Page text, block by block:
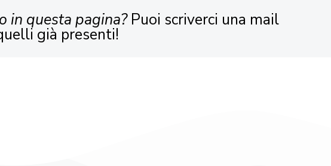
in questa pagina?Puoi scriverci una mail
già presenti!